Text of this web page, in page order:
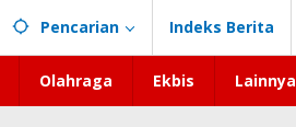
Pencarian Indeks Berita
Olahraga Ekbis Lainnya